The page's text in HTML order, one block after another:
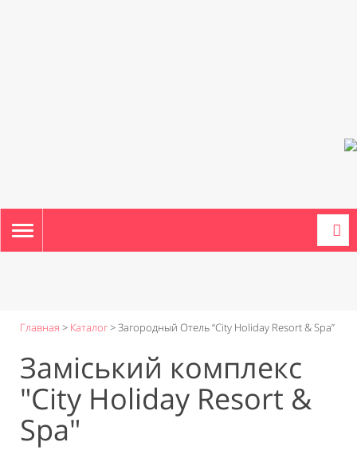
TOGGLE
NAVIGATION
Главная > Каталог>Загородный Отель “City Holiday Resort & Spa”
Заміський комплекс
"City Holiday Resort &
Spa"